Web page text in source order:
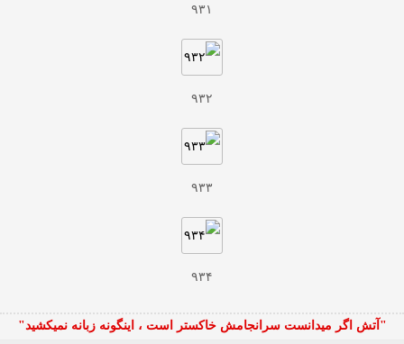
۹۳۱
۹۳۲
۹۳۳
۹۳۴
"آتش اگر ميدانست سرانجامش خاكستر است ، اينگونه زبانه نميكشيد"